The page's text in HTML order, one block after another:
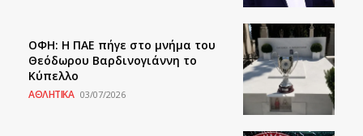
ΟΦΗ: Η ΠΑΕ πήγε στο μνήμα του
Θεόδωρου Βαρδινογιάννη το
Κύπελλο
ΑΘΛΗΤΙΚΑ 03/07/2026